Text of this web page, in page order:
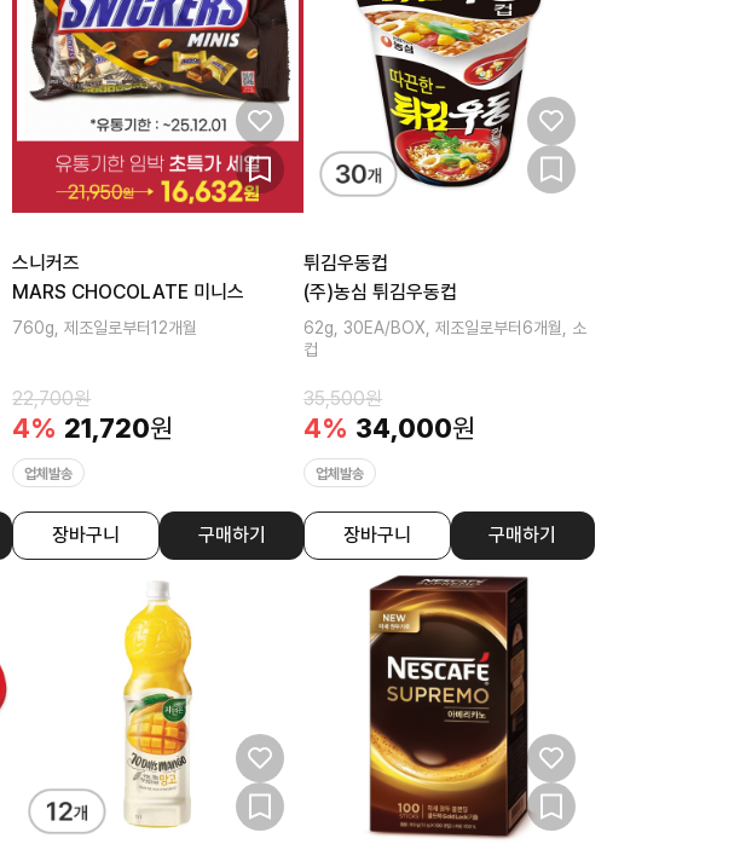
스니커즈
MARS CHOCOLATE 미니스
760g, 제조일로부터12개월
22,700원
4% 21,720원
업체발송
장바구니 구매하기
튀김우동컵
(주)농심 튀김우동컵
62g, 30EA/BOX, 제조일로부터6개월, 소
컵
35,500원
4% 34,000원
업체발송
장바구니 구매하기